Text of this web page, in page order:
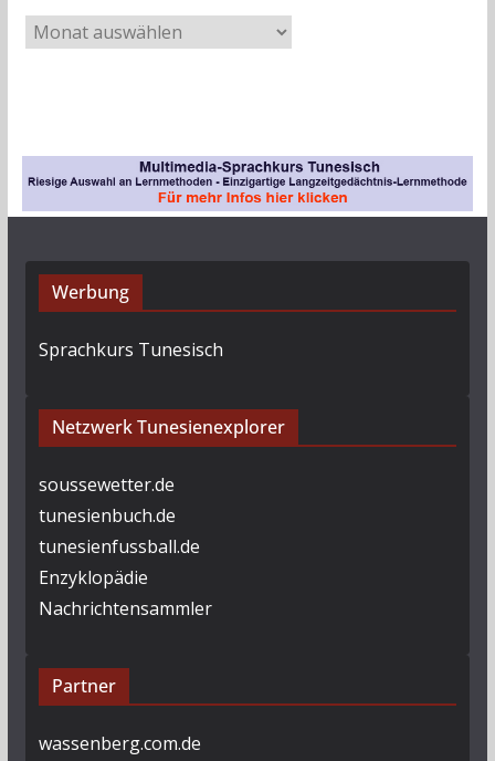
r
Werbung
Sprachkurs Tunesisch
Netzwerk Tunesienexplorer
soussewetter.de
tunesienbuch.de
tunesienfussball.de
Enzyklopädie
Nachrichtensammler
Partner
wassenberg.com.de